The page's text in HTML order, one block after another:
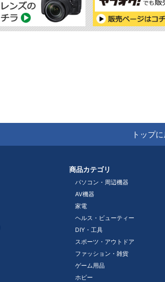
トップ
商品カテゴリ
パソコン・周辺機器
AV機器
家電
ヘルス・ビューティー
DIY・工具
スポーツ・アウトドア
ファッション・雑貨
ゲーム用品
ホビー